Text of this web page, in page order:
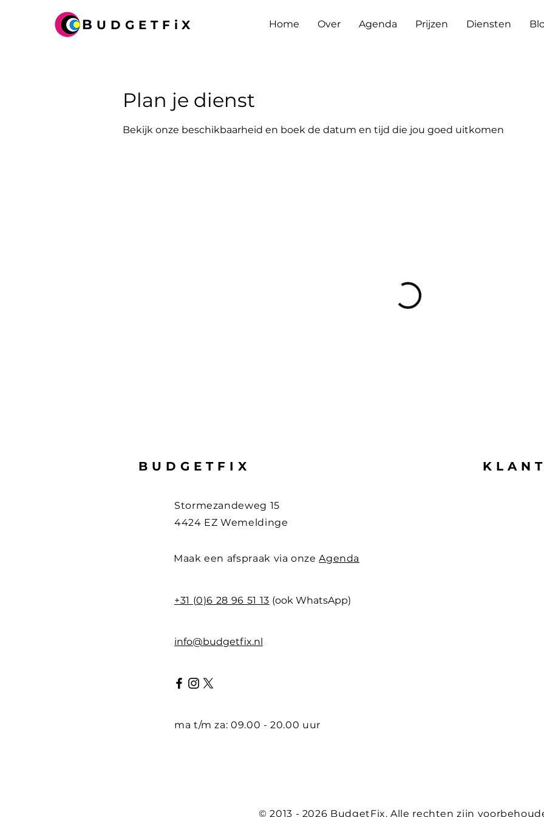
B UDGETFiX Home Over Agenda Prijzen Diensten
Plan je dienst
Bekijk onze beschikbaarheid en boek de datum en tijd die jou goed uitkomen
BUDGETFIX
Stormezandeweg 15
4424 EZ Wemeldinge
Maak een afspraak via onzeAgenda
+31 (0)6 28 96 51 13 (ook WhatsApp)
info@budgetfix.nl
ma t/m za: 09.00 - 20.00 uur
© 2013 - 2026 BudgetFix. Alle rechten zijn